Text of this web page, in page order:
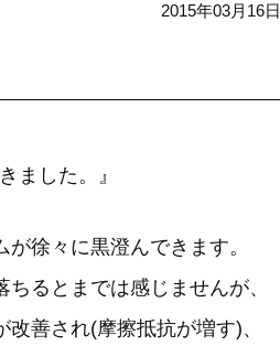
2015年03月16日
ました。』
徐々に黒澄んできます。
るとまでは感じませんが、
善され(摩擦抵抗が増す)、